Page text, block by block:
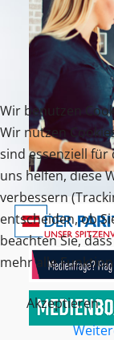
Wir benutzen
Wir nutzen
sind essenziell für
uns helfen, diese
verbessern
entscheiden, ob
beachten Sie,
mehr alle
Akzeptieren